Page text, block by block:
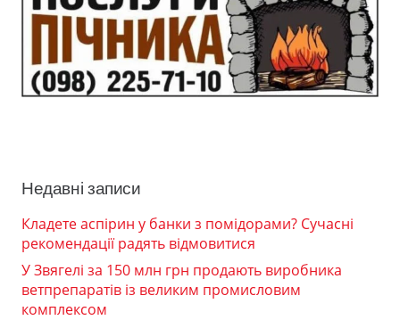
Недавні записи
Кладете аспірин у банки з помідорами? Сучасні
рекомендації радять відмовитися
У Звягелі за 150 млн грн продають виробника
ветпрепаратів із великим промисловим
комплексом